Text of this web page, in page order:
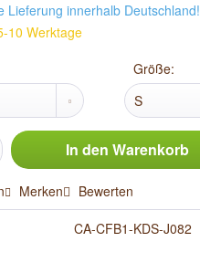
Lieferung innerhalb Deutschland!
10 Werktage
Größe:
In den Warenkorb
Merken Bewerten
CA-CFB1-KDS-J082